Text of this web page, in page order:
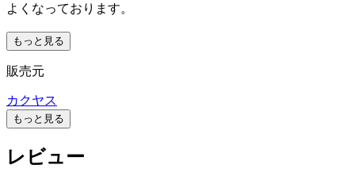
よくなっております。
もっと見る
販売元
カクヤス
もっと見る
レビュー